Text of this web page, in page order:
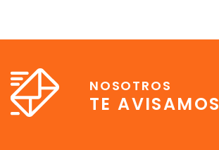
NOSOTROS
TE AVISAMOS